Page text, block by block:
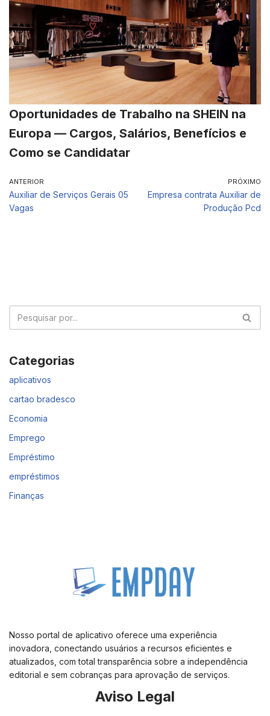
Oportunidades de Trabalho na SHEIN na
Europa — Cargos, Salários, Benefícios e
Como se Candidatar
ANTERIOR
Auxiliar de Serviços Gerais 05
Vagas
PRÓXIMO
Empresa contrata Auxiliar de
Produção Pcd
Categorias
aplicativos
cartao bradesco
Economia
Emprego
Empréstimo
empréstimos
Finanças
Nosso portal de aplicativo oferece uma experiência
inovadora, conectando usuários a recursos eficientes e
atualizados, com total transparência sobre a independência
editorial e sem cobranças para aprovação de serviços.
Aviso Legal